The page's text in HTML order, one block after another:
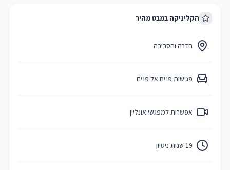
הקליניקה במבט מהיר
חדרה והסביבה
פגישות פנים אל פנים
אפשרות למפגשי אונליין
19 שנות ניסיון